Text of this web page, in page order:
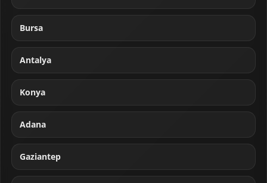
Bursa
Antalya
Konya
Adana
Gaziantep